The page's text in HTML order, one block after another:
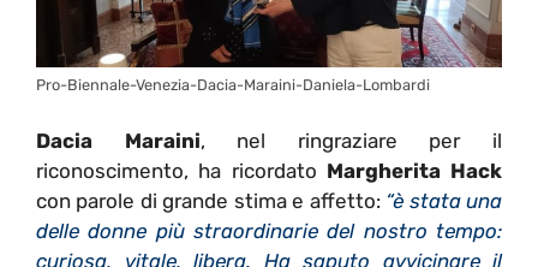
Pro-Biennale-Venezia-Dacia-Maraini-Daniela-Lombardi
Dacia Maraini, nel ringraziare per il
riconoscimento, ha ricordato Margherita Hack
con parole di grande stima e affetto: “è stata una
delle donne più straordinarie del nostro tempo:
curiosa, vitale, libera. Ha saputo avvicinare il